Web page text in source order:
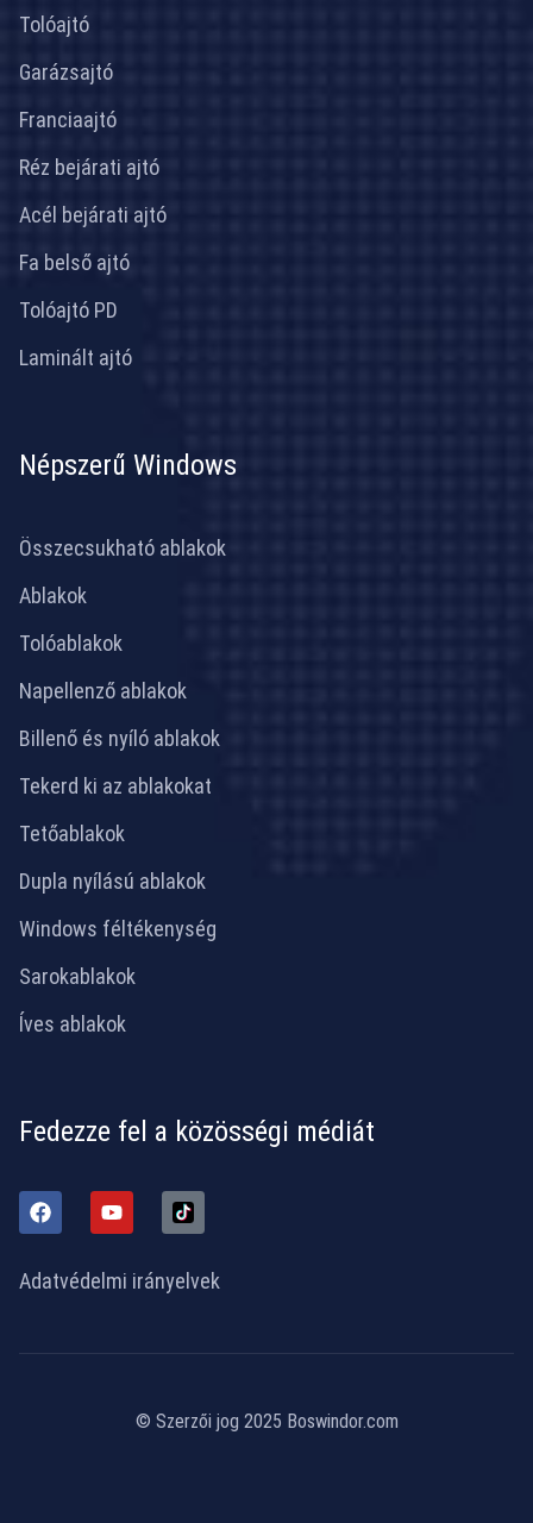
Tolóajtó
Garázsajtó
Franciaajtó
Réz bejárati ajtó
Acél bejárati ajtó
Fa belső ajtó
Tolóajtó PD
Laminált ajtó
Népszerű Windows
Összecsukható ablakok
Ablakok
Tolóablakok
Napellenző ablakok
Billenő és nyíló ablakok
Tekerd ki az ablakokat
Tetőablakok
Dupla nyílású ablakok
Windows féltékenység
Sarokablakok
Íves ablakok
Fedezze fel a közösségi médiát
Adatvédelmi irányelvek
© Szerzői jog 2025 Boswindor.com